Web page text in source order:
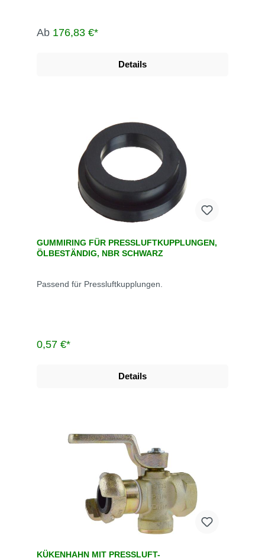
Ab 176,83 €*
Details
GUMMIRING FÜR PRESSLUFTKUPPLUNGEN,
ÖLBESTÄNDIG, NBR SCHWARZ
Passend für Pressluftkupplungen.
0,57 €*
Details
KÜKENHAHN MIT PRESSLUFT-